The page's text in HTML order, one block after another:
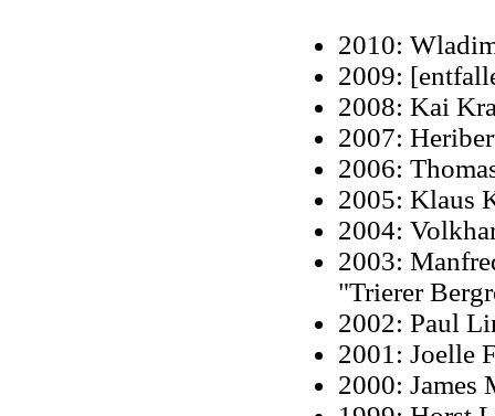
2010:
2009:
2008: Kai
2007:
2006:
2005: Klaus
2004:
2003:
"Trierer
2002: Paul
2001: Joelle
2000: James